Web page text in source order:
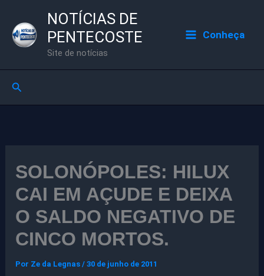
para
NOTÍCIAS DE
PENTECOSTE
Site de notícias
Conheça
Pesquisar
SOLONÓPOLES: HILUX
CAI EM AÇUDE E DEIXA
O SALDO NEGATIVO DE
CINCO MORTOS.
Por Ze da Legnas/30 de junho de 2011